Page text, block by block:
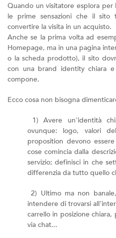
Quando un visitatore esplora
le prime sensazioni che il sito
convertire la visita in un acquisto.
Anche se la prima volta ad
Homepage, ma in una pagina
o la scheda prodotto), il sito
con una brand identity chiara
compone.
Ecco cosa non bisogna
1) Avere un'identità
ovunque: logo, valori
proposition devono
cose comincia dalla
servizio; definisci in che
differenzia da tutto quello
2) Ultimo ma non
intendere di trovarsi
carrello in posizione
via chat...